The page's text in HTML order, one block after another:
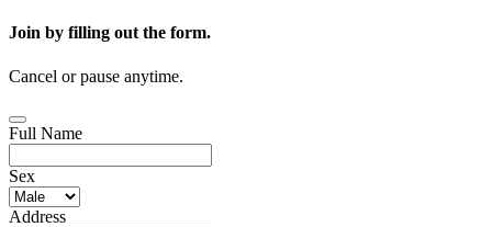
Join by filling out the form.
Cancel or pause anytime.
Full Name
Sex
Address